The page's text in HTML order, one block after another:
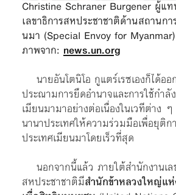
Christine Schraner Burgener ผู้แ
เลขาธิการสหประชาชาติด้านสถานก
นมา (Special Envoy for Myanmar)
ภาพจาก: news.un.org
นายอันโตนิโอ กูแตร์เรซเองก็ได้อ
ประณามการยึดอำนาจและการใช้กำลั
เมียนมามาอย่างต่อเนื่องในเวทีต่าง
นานาประเทศให้ความร่วมมือเพื่อยุติก
ประเทศเมียนมาโดยเร็วที่สุด
นอกจากนี้แล้ว ภายใต้สำนักงานเล
สหประชาชาติมีสำนักข้าหลวงใหญ่แ